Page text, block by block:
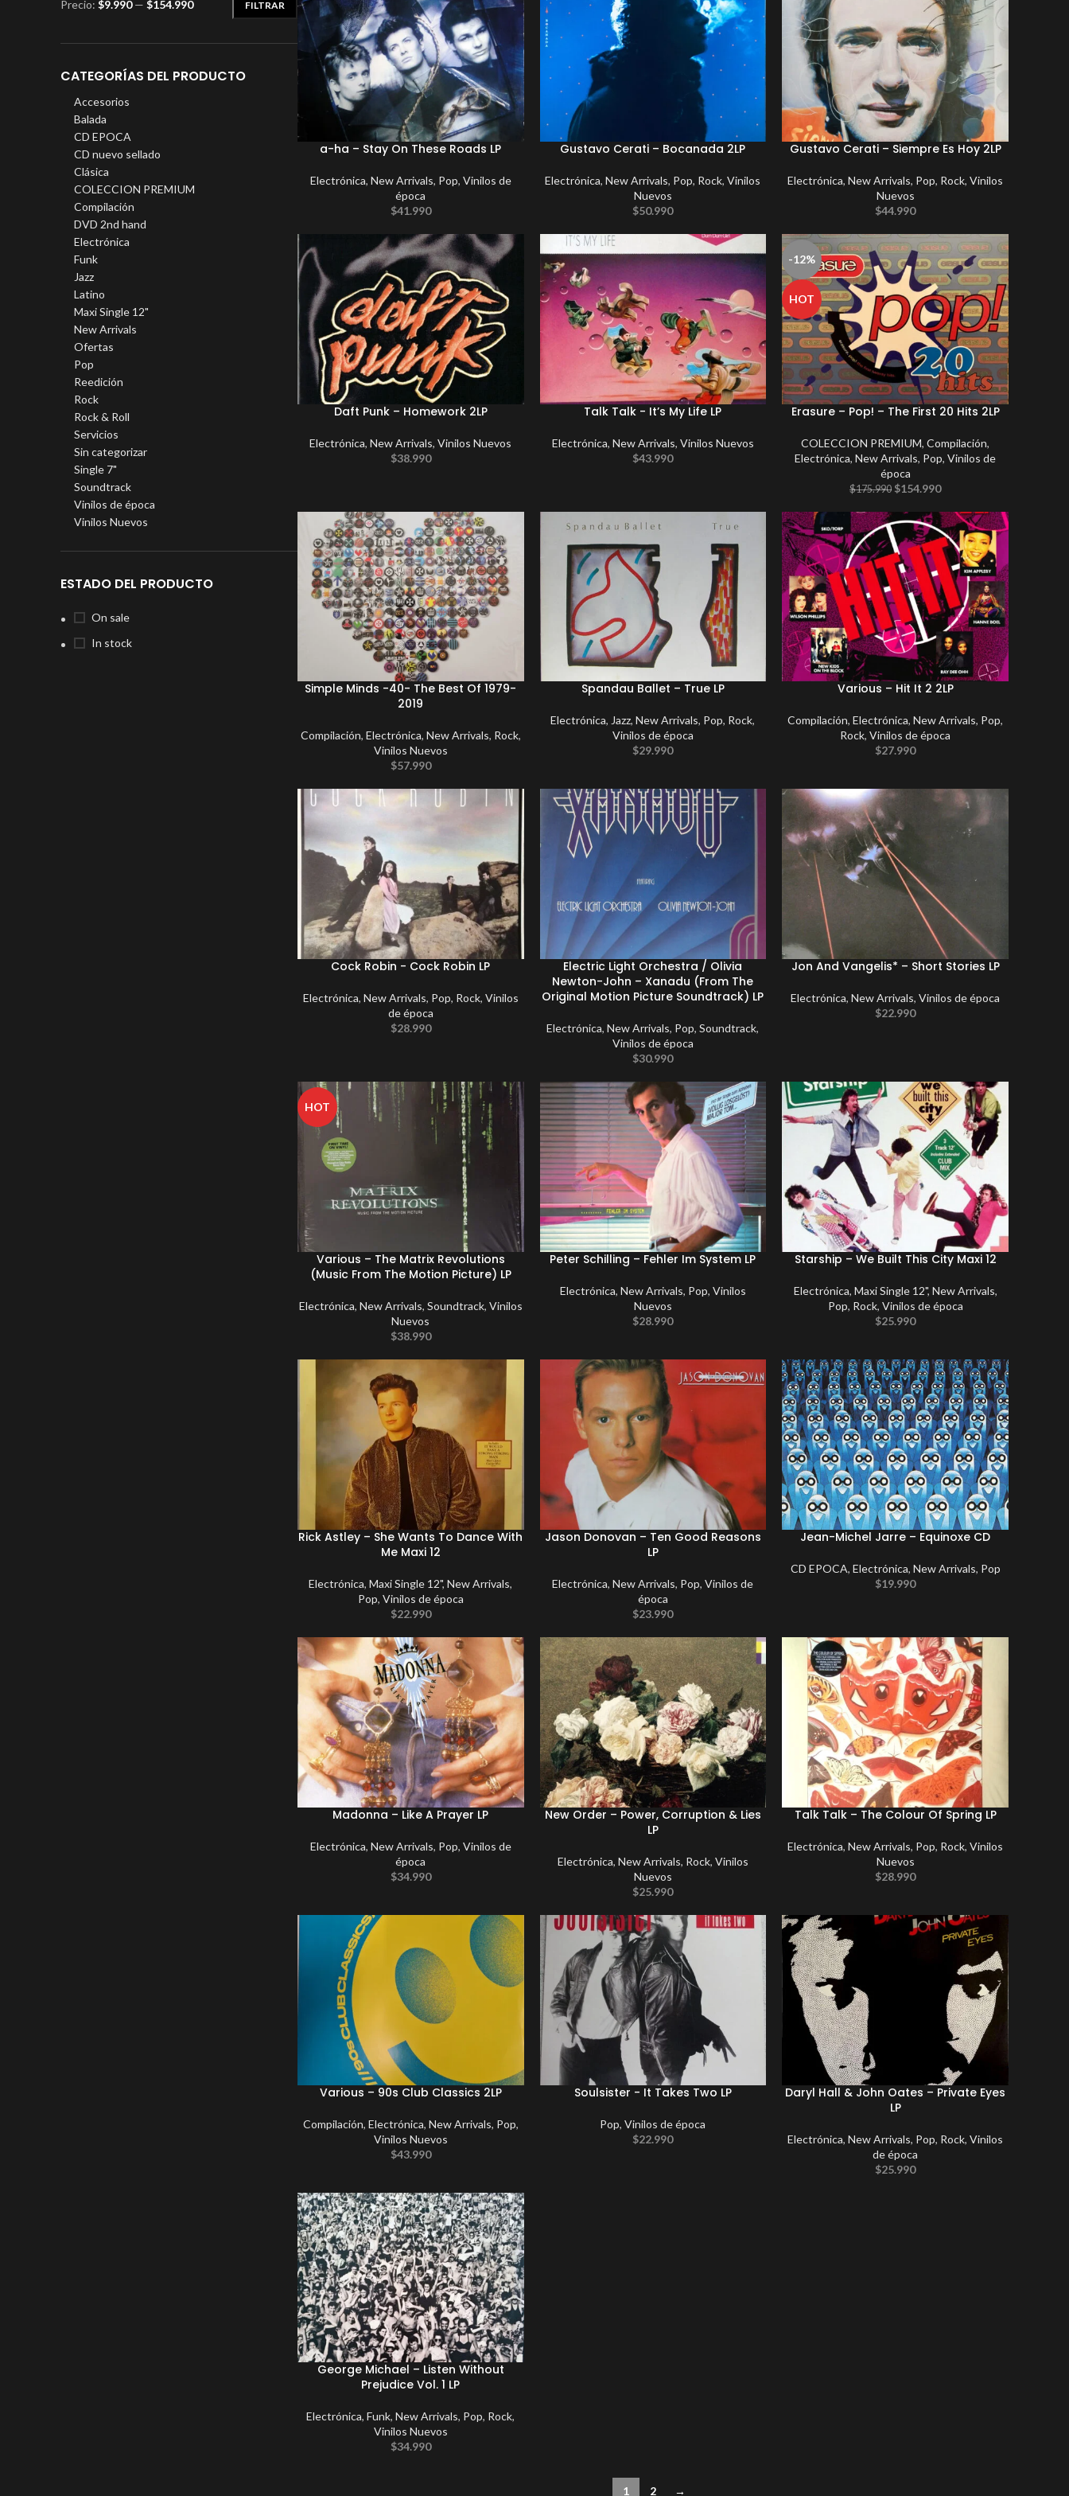
FILTRAR
Precio: $9.990— $154.990
CATEGORÍAS DEL PRODUCTO
Accesorios
Balada
CD EPOCA
CD nuevo sellado
Clásica
COLECCION PREMIUM
Compilación
DVD 2nd hand
Electrónica
Funk
Jazz
Latino
Maxi Single 12"
New Arrivals
Ofertas
Pop
Reedición
Rock
Rock & Roll
Servicios
Sin categorizar
Single 7"
Soundtrack
Vinilos de época
Vinilos Nuevos
ESTADO DEL PRODUCTO
On sale
In stock
a-ha – Stay On These Roads LP
Electrónica, New Arrivals, Pop, Vinilos de
época
$41.990
Gustavo Cerati – Bocanada 2LP
Electrónica,New Arrivals, Pop, Rock,Vinilos
Nuevos
$50.990
Gustavo Cerati – Siempre Es Hoy 2LP
Electrónica,New Arrivals, Pop, Rock,Vinilos
Nuevos
$44.990
Daft Punk – Homework 2LP
Electrónica,New Arrivals,Vinilos Nuevos
$38.990
Talk Talk ‎- It’s My Life LP
Electrónica, New Arrivals, Vinilos Nuevos
$43.990
-12%
HOT
Erasure – Pop! – The First 20 Hits 2LP
COLECCION PREMIUM,Compilación,
Electrónica,New Arrivals, Pop,Vinilos de
época
$175.990 $154.990
Simple Minds -40- The Best Of 1979-
2019
Compilación, Electrónica, New Arrivals, Rock,
Vinilos Nuevos
$57.990
Spandau Ballet – True LP
Electrónica,Jazz,New Arrivals, Pop, Rock,
Vinilos de época
$29.990
Various – Hit It 2 2LP
Compilación,Electrónica,New Arrivals, Pop,
Rock,Vinilos de época
$27.990
Cock Robin ‎- Cock Robin LP
Electrónica, New Arrivals, Pop, Rock, Vinilos
de época
$28.990
Electric Light Orchestra / Olivia
Newton-John – Xanadu (From The
Original Motion Picture Soundtrack) LP
Electrónica,New Arrivals, Pop,Soundtrack,
Vinilos de época
$30.990
Jon And Vangelis* – Short Stories LP
Electrónica,New Arrivals,Vinilos de época
$22.990
HOT
Various – The Matrix Revolutions
(Music From The Motion Picture) LP
Electrónica, New Arrivals, Soundtrack, Vinilos
Nuevos
$38.990
Peter Schilling – Fehler Im System LP
Electrónica, New Arrivals, Pop, Vinilos
Nuevos
$28.990
Starship – We Built This City Maxi 12
Electrónica, Maxi Single 12", New Arrivals,
Pop, Rock, Vinilos de época
$25.990
Rick Astley – She Wants To Dance With
Me Maxi 12
Electrónica,Maxi Single 12",New Arrivals,
Pop, Vinilos de época
$22.990
Jason Donovan – Ten Good Reasons
LP
Electrónica,New Arrivals, Pop,Vinilos de
época
$23.990
Jean-Michel Jarre – Equinoxe CD
CD EPOCA, Electrónica, New Arrivals, Pop
$19.990
Madonna – Like A Prayer LP
Electrónica, New Arrivals, Pop, Vinilos de
época
$34.990
New Order – Power, Corruption & Lies
LP
Electrónica, New Arrivals, Rock, Vinilos
Nuevos
$25.990
Talk Talk – The Colour Of Spring LP
Electrónica,New Arrivals, Pop, Rock,Vinilos
Nuevos
$28.990
Various – 90s Club Classics 2LP
Compilación, Electrónica, New Arrivals, Pop,
Vinilos Nuevos
$43.990
Soulsister ‎- It Takes Two LP
Pop,Vinilos de época
$22.990
Daryl Hall & John Oates – Private Eyes
LP
Electrónica,New Arrivals, Pop, Rock,Vinilos
de época
$25.990
George Michael – Listen Without
Prejudice Vol. 1 LP
Electrónica,Funk,New Arrivals, Pop, Rock,
Vinilos Nuevos
$34.990
1 2 →